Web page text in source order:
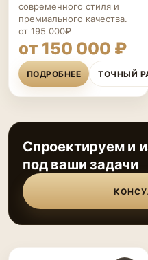
современного стиля и
премиального качества.
от 195 000₽
от 150 000 ₽
ПОДРОБНЕЕ ТОЧНЫЙ
Спроектируем и
под ваши задачи